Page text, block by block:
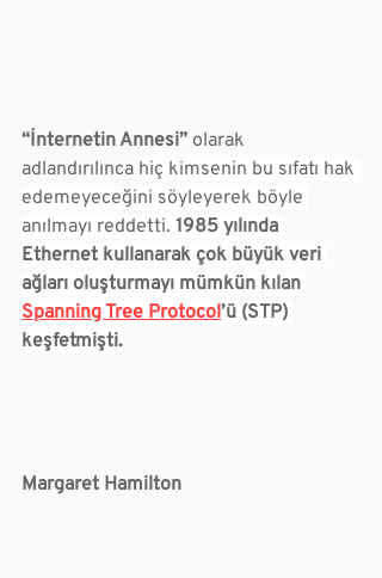
“İnternetin Annesi” olarak
adlandırılınca hiç kimsenin bu sıfatı hak
edemeyeceğini söyleyerek böyle
anılmayı reddetti. 1985 yılında
Ethernet kullanarak çok büyük veri
ağları oluşturmayı mümkün kılan
Spanning Tree Protocol’ü (STP)
keşfetmişti.
Margaret Hamilton